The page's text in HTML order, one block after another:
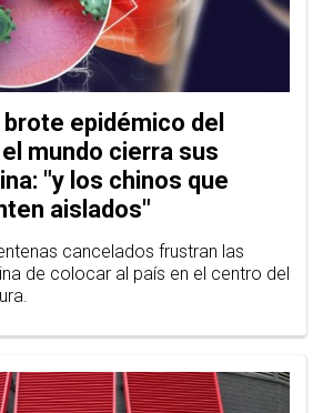
brote epidémico del
mundo cierra sus
"y los chinos que
aislados"
cancelados frustran las
de colocar al país en el centro del